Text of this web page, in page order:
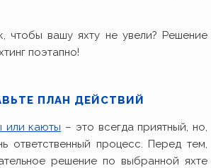
чтобы вашу яхту не увели? Решение
поэтапно!
ПЛАН ДЕЙСТВИЙ
или каюты – это всегда приятный, но,
ответственный процесс. Перед тем,
решение по выбранной яхте